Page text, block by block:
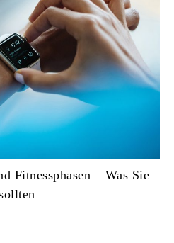
Fitnessphasen – Was Sie